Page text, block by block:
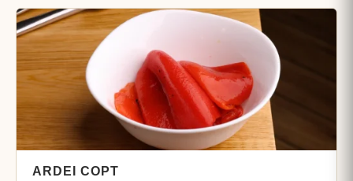
ARDEI COPT